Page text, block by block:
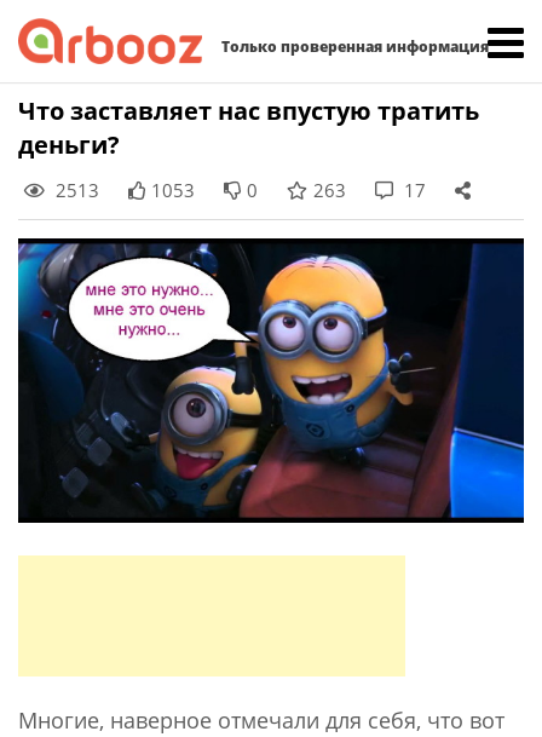
Только проверенная информация
Skip
content
Что заставляет нас впустую тратить
деньги?
2513 1053 0 263 17
Многие, наверное отмечали для себя, что вот
Найти: